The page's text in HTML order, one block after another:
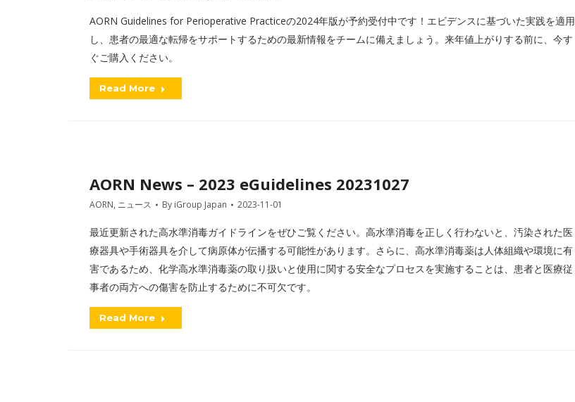
AORN Guidelines for Perioperative Practiceの2024年版が予約受付中です！エビデンスに基づいた実践を適用
し、患者の最適な転帰をサポートするための最新情報をチームに備えましょう。来年値上がりする前に、今す
ぐご購入ください。
Read More
AORN News – 2023 eGuidelines 20231027
AORN, ニュース By iGroup Japan 2023-11-01
最近更新された高水準消毒ガイドラインをぜひご覧ください。高水準消毒を正しく行わないと、汚染された医
療器具や手術器具を介して病原体が伝播する可能性があります。さらに、高水準消毒薬は人体組織や環境に有
害であるため、化学高水準消毒薬の取り扱いと使用に関する安全なプロセスを実施することは、患者と医療従
事者の両方への傷害を防止するために不可欠です。
Read More